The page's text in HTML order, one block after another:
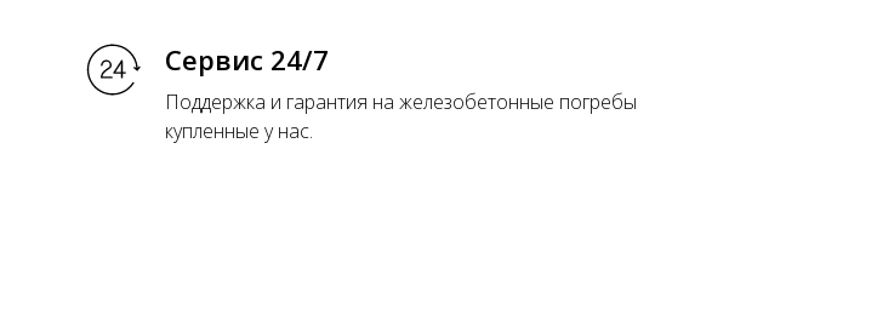
Сервис 24/7
Поддержка и гарантия на железобетонные погребы
купленные у нас.